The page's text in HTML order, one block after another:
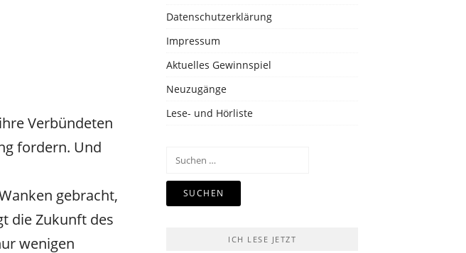
Verbündeten
fordern. Und
gebracht,
die Zukunft des
wenigen
Datenschutzerklärung
Impressum
Aktuelles Gewinnspiel
Neuzugänge
Lese- und Hörliste
Suchen
ICH LESE JETZT